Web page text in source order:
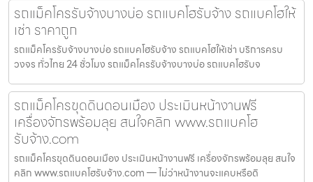
รถแม็คโครรับจ้างบางบ่อ รถแบคโฮรับจ้าง รถแบคโฮให้
เช่า ราคาถูก
รถแม็คโครรับจ้างบางบ่อ รถแบคโฮรับจ้าง รถแบคโฮให้เช่า บริการครบ
วงจร ทั่วไทย 24 ชั่วโมง รถแม็คโครรับจ้างบางบ่อ รถแบคโฮรับจ
รถแม็คโครขุดดินดอนเมือง ประเมินหน้างานฟรี
เครื่องจักรพร้อมลุย สนใจคลิก www.รถแบคโฮ
รับจ้าง.com
รถแม็คโครขุดดินดอนเมือง ประเมินหน้างานฟรี เครื่องจักรพร้อมลุย สนใจ
คลิก www.รถแบคโฮรับจ้าง.com — ไม่ว่าหน้างานจะแคบหรือดิ